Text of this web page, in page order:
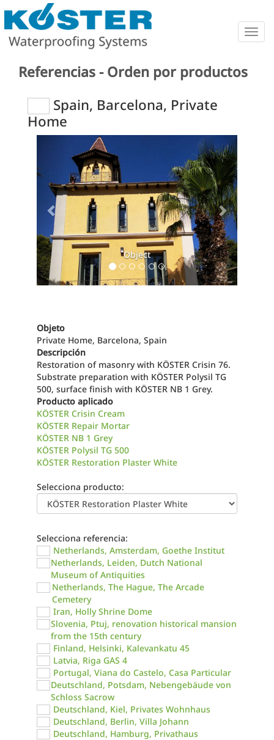
Referencias - Orden por productos
Spain, Barcelona, Private
Home
Object
Previous Next
Objeto
Private Home, Barcelona, Spain
Descripción
Restoration of masonry with KÖSTER Crisin 76.
Substrate preparation with KÖSTER Polysil TG
500, surface finish with KÖSTER NB 1 Grey.
Producto aplicado
KÖSTER Crisin Cream
KÖSTER Repair Mortar
KÖSTER NB 1 Grey
KÖSTER Polysil TG 500
KÖSTER Restoration Plaster White
Selecciona producto:
Selecciona referencia:
Netherlands, Amsterdam, Goethe Institut
Netherlands, Leiden, Dutch National
Museum of Antiquities
Netherlands, The Hague, The Arcade
Cemetery
Iran, Holly Shrine Dome
Slovenia, Ptuj, renovation historical mansion
from the 15th century
Finland, Helsinki, Kalevankatu 45
Latvia, Riga GAS 4
Portugal, Viana do Castelo, Casa Particular
Deutschland, Potsdam, Nebengebäude von
Schloss Sacrow
Deutschland, Kiel, Privates Wohnhaus
Deutschland, Berlin, Villa Johann
Deutschland, Hamburg, Privathaus